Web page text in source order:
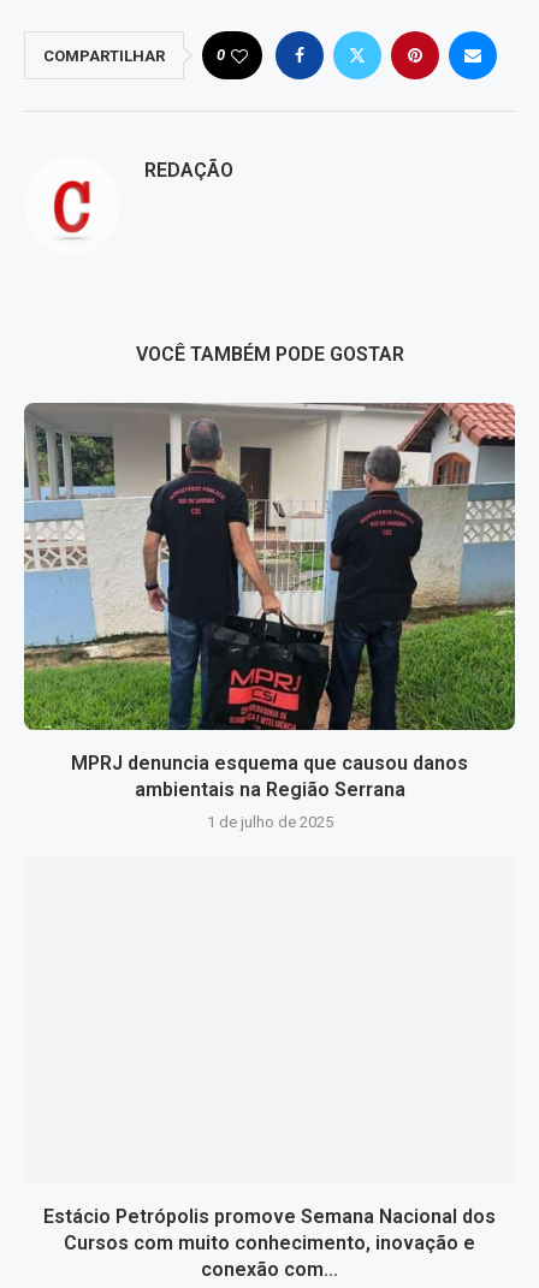
COMPARTILHAR 0
REDAÇÃO
VOCÊ TAMBÉM PODE GOSTAR
MPRJ denuncia esquema que causou danos
ambientais na Região Serrana
1 de julho de 2025
Estácio Petrópolis promove Semana Nacional dos
Cursos com muito conhecimento, inovação e
conexão com...